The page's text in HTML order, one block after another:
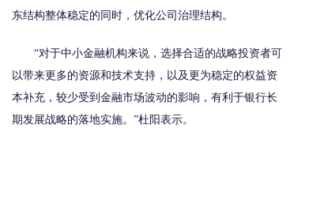
东结构整体稳定的同时，优化公司治理结构。
“对于中小金融机构来说，选择合适的战略投资者可
以带来更多的资源和技术支持，以及更为稳定的权益资
本补充，较少受到金融市场波动的影响，有利于银行长
期发展战略的落地实施。”杜阳表示。